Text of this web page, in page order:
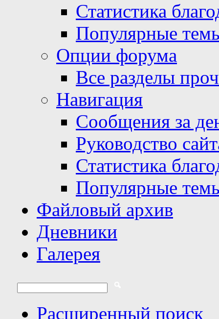
Статистика
Популярные
Опции форума
Все разделы
Навигация
Сообщения за
Руководство
Статистика
Популярные
Файловый архив
Дневники
Галерея
Расширенный поиск